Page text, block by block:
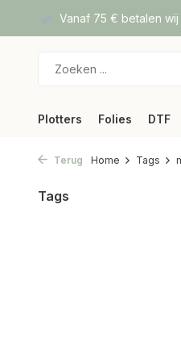
Vanaf 75 € betalen
Plotters Folies DTF
Terug Home Tags
Tags